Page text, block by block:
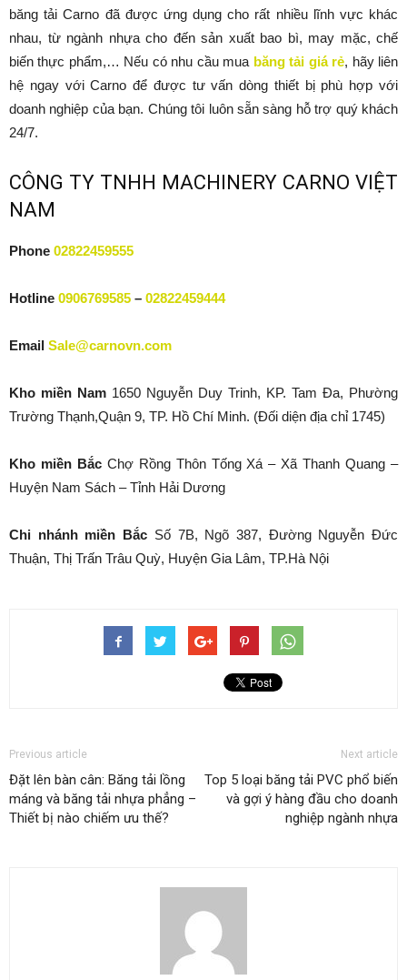
băng tải Carno đã được ứng dụng cho rất nhiều lĩnh vực khác
nhau, từ ngành nhựa cho đến sản xuất bao bì, may mặc, chế
biến thực phẩm,… Nếu có nhu cầu mua băng tải giá rẻ, hãy liên
hệ ngay với Carno để được tư vấn dòng thiết bị phù hợp với
doanh nghiệp của bạn. Chúng tôi luôn sẵn sàng hỗ trợ quý khách
24/7.
CÔNG TY TNHH MACHINERY CARNO VIỆT
NAM
Phone 02822459555
Hotline 0906769585 – 02822459444
Email Sale@carnovn.com
Kho miền Nam 1650 Nguyễn Duy Trinh, KP. Tam Đa, Phường
Trường Thạnh,Quận 9, TP. Hồ Chí Minh. (Đối diện địa chỉ 1745)
Kho miền BắcChợ Rồng Thôn Tống Xá – Xã Thanh Quang –
Huyện Nam Sách – Tỉnh Hải Dương
Chi nhánh miền Bắc Số 7B, Ngõ 387, Đường Nguyễn Đức
Thuận, Thị Trấn Trâu Quỳ, Huyện Gia Lâm, TP.Hà Nội
Previous article
Đặt lên bàn cân: Băng tải lồng
máng và băng tải nhựa phẳng –
Thiết bị nào chiếm ưu thế?
Next article
Top 5 loại băng tải PVC phổ biến
và gợi ý hàng đầu cho doanh
nghiệp ngành nhựa